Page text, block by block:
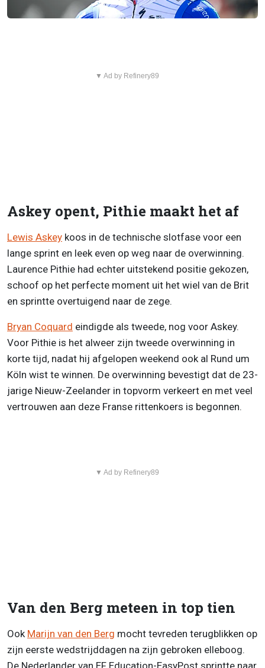
▼ Ad by Refinery89
Askey opent, Pithie maakt het af
Lewis Askey koos in de technische slotfase voor een
lange sprint en leek even op weg naar de overwinning.
Laurence Pithie had echter uitstekend positie gekozen,
schoof op het perfecte moment uit het wiel van de Brit
en sprintte overtuigend naar de zege.
Bryan Coquard eindigde als tweede, nog voor Askey.
Voor Pithie is het alweer zijn tweede overwinning in
korte tijd, nadat hij afgelopen weekend ook al Rund um
Köln wist te winnen. De overwinning bevestigt dat de 23-
jarige Nieuw-Zeelander in topvorm verkeert en met veel
vertrouwen aan deze Franse rittenkoers is begonnen.
▼ Ad by Refinery89
Van den Berg meteen in top tien
Ook Marijn van den Berg mocht tevreden terugblikken op
zijn eerste wedstrijddagen na zijn gebroken elleboog.
De Nederlander van EF Education-EasyPost sprintte naar